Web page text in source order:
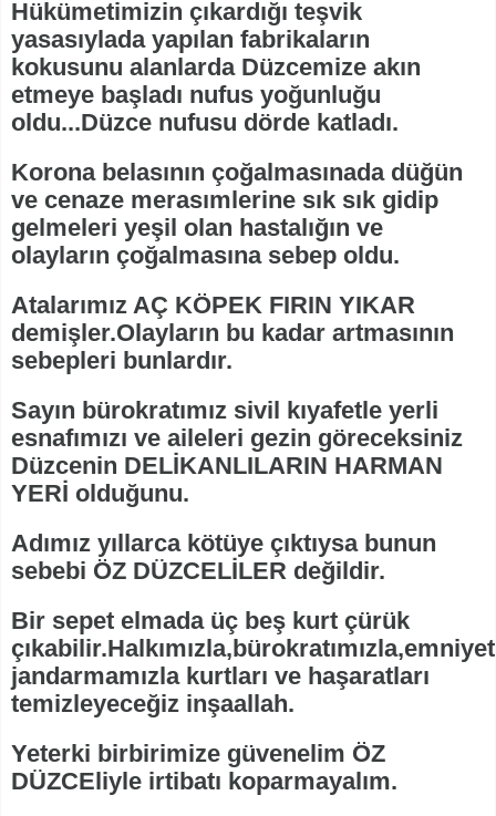
Hükümetimizin çıkardığı teşvik
yasasıylada yapılan fabrikaların
kokusunu alanlarda Düzcemize akın
etmeye başladı nufus yoğunluğu
oldu...Düzce nufusu dörde katladı.
Korona belasının çoğalmasınada düğün
ve cenaze merasımlerine sık sık gidip
gelmeleri yeşil olan hastalığın ve
olayların çoğalmasına sebep oldu.
Atalarımız AÇ KÖPEK FIRIN YIKAR
demişler.Olayların bu kadar artmasının
sebepleri bunlardır.
Sayın bürokratımız sivil kıyafetle yerli
esnafımızı ve aileleri gezin göreceksiniz
Düzcenin DELİKANLILARIN HARMAN
YERİ olduğunu.
Adımız yıllarca kötüye çıktıysa bunun
sebebi ÖZ DÜZCELİLER değildir.
Bir sepet elmada üç beş kurt çürük
jandarmamızla kurtları ve haşaratları
temizleyeceğiz inşaallah.
Yeterki birbirimize güvenelim ÖZ
DÜZCEliyle irtibatı koparmayalım.